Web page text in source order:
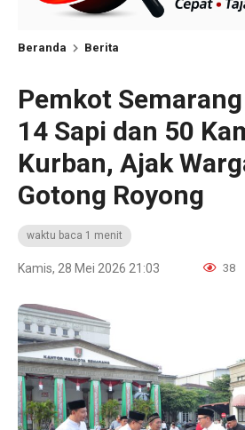
Beranda Berita
Pemkot
14 Sapi dan 50
Kurban, Ajak
Gotong Royong
waktu baca 1 menit
Kamis, 28 Mei 2026 21:03 38